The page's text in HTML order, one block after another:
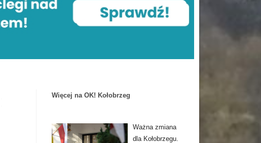
Więcej na OK! Kołobrzeg
Ważna zmiana
dla Kołobrzegu.